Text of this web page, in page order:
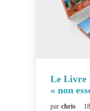
Le Livre
« non
par chris